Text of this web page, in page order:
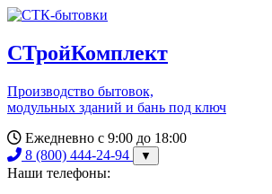
СТройКомплект
Производство бытовок,
модульных зданий и бань под ключ
Ежедневно с 9:00 до 18:00
8 (800) 444-24-94
▼
Наши телефоны: